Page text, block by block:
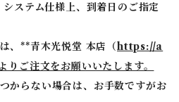
ステム仕様上、到着日のご指定
、**青木光悦堂 本店（https://a
注文をお願いいたします。
からない場合は、お手数ですがお